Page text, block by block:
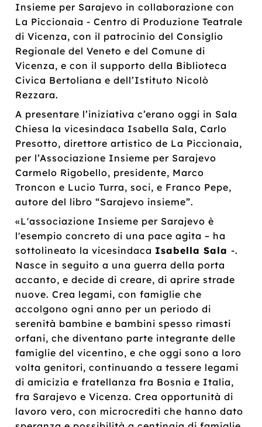
Insieme per Sarajevo in collaborazione con
La Piccionaia - Centro di Produzione Teatrale
di Vicenza, con il patrocinio del Consiglio
Regionale del Veneto e del Comune di
Vicenza, e con il supporto della Biblioteca
Civica Bertoliana e dell’Istituto Nicolò
Rezzara.
A presentare l’iniziativa c’erano oggi in Sala
Chiesa la vicesindaca Isabella Sala, Carlo
Presotto, direttore artistico de La Piccionaia,
per l’Associazione Insieme per Sarajevo
Carmelo Rigobello, presidente, Marco
Troncon e Lucio Turra, soci, e Franco Pepe,
autore del libro “Sarajevo insieme”.
«L'associazione Insieme per Sarajevo è
l'esempio concreto di una pace agita – ha
sottolineato la vicesindaca Isabella Sala-.
Nasce in seguito a una guerra della porta
accanto, e decide di creare, di aprire strade
nuove. Crea legami, con famiglie che
accolgono ogni anno per un periodo di
serenità bambine e bambini spesso rimasti
orfani, che diventano parte integrante delle
famiglie del vicentino, e che oggi sono a loro
volta genitori, continuando a tessere legami
di amicizia e fratellanza fra Bosnia e Italia,
fra Sarajevo e Vicenza. Crea opportunità di
lavoro vero, con microcrediti che hanno dato